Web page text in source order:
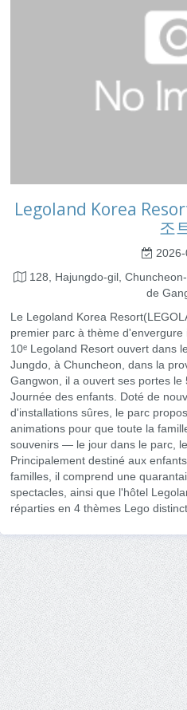
Legoland Korea
조
128, Hajungdo-gil,
de
Le Legoland Korea
premier parc à thème
10ᵉ Legoland Resort ouvert dans
Jungdo, à Chuncheon, dans la
Gangwon, il a ouvert ses portes
Journée des enfants. Doté de
d'installations sûres, le parc
animations pour que toute la
souvenirs — le jour dans le parc,
Principalement destiné aux
familles, il comprend une
spectacles, ainsi que l'hôtel
réparties en 4 thèmes Lego